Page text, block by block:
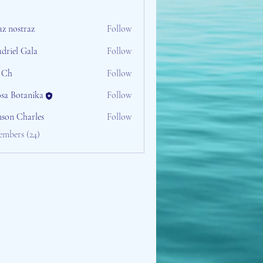
nostraz
Follow
Gala
Follow
Follow
Botanika
Follow
Charles
Follow
(24)